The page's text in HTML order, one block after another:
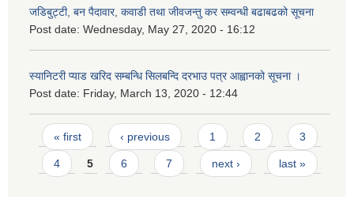
जडिबुट्टी, बन पैदावार, कवाडी तथा जीवजन्तु कर सम्वन्धी बढाबढको सूचना
Post date: Wednesday, May 27, 2020 - 16:12
स्यानिटरी प्याड खरिद सम्बन्धि सिलबन्दि दरभाउ पत्र आह्वानको सूचना ।
Post date: Friday, March 13, 2020 - 12:44
Pages
« first ‹ previous 1 2 3
4 5 6 7 next › last »